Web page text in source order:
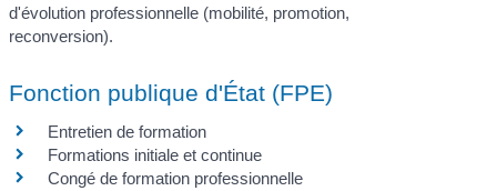
d'évolution professionnelle (mobilité, promotion,
reconversion).
Fonction publique d'État (FPE)
Entretien de formation
Formations initiale et continue
Congé de formation professionnelle